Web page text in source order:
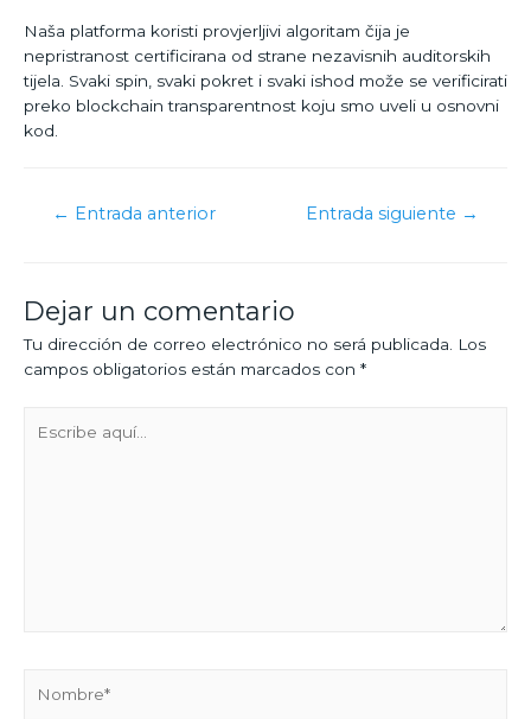
Naša platforma koristi provjerljivi algoritam čija je
nepristranost certificirana od strane nezavisnih auditorskih
tijela. Svаki spin, svaki pokret i svаki ishod može se verificirati
preko blockchain transparentnost koju smo uveli u osnovni
kod.
← Entrada anterior Entrada siguiente →
Dejar un comentario
Tu dirección de correo electrónico no será publicada. Los
campos obligatorios están marcados con *